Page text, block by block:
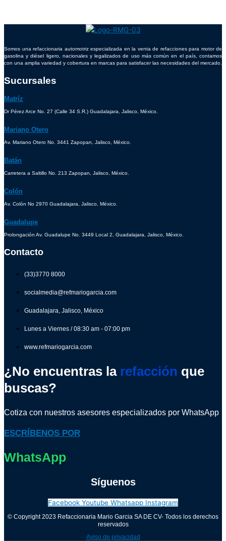
Somos una refaccionaria automotriz especializada en la venta de refacciones para motor de
gasolina y diésel ligero, nacionales y legalizados de uso más común en el país, contamos
con una amplia variedad y cobertura en marcas para satisfacer las necesidades del mercado.
Sucursales
Matríz
Dr Pérez Arce No. 27 (Calle 34 S.R.) Guadalajara, Jalisco, México.
Mariano Otero
Av. Mariano Otero No. 3441 Zapopan, Jalisco, México.
Batán
Carretera a Saltillo No. 213 Zapopan, Jalisco, México.
Colón
Av. Colón No 2970 Guadalajara, Jalisco, México.
Guadalupe
Prolongación Av. Guadalupe No. 3449 Local 2, Guadalajara, Jalisco, México.
Contacto
(33)3770 8000
socialmedia@refmariogarcia.com
Guadalajara, Jalisco, México
Lunes a Viernes / 08:30 am - 07:00 pm
www.refmariogarcia.com
¿No encuentras la refacción que
buscas?
Cotiza con nuestros asesores especializados por WhatsApp
ESCRÍBENOS POR
WhatsApp
Síguenos
Facebook Youtube Whatsapp Instagram
© Copyright 2023 Refaccionaria Mario Garcia SA DE CV- Todos los derechos
reservados
Aviso de privacidad